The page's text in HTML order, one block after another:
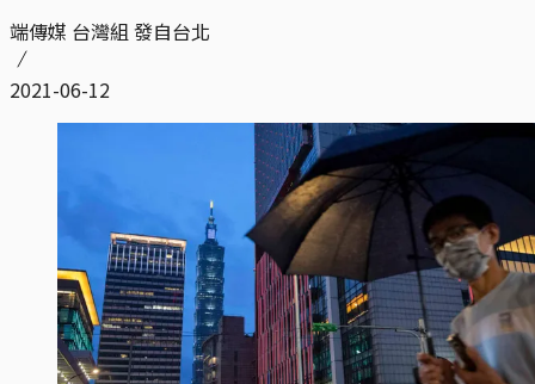
端傳媒 台灣組 發自台北
2021-06-12